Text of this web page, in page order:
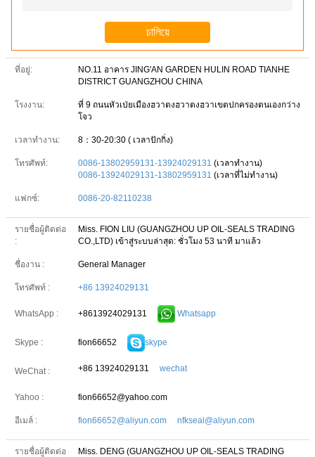
ที่อยู่:
NO.11 อาคาร JING'AN GARDEN HULIN ROAD TIANHE
DISTRICT GUANGZHOU CHINA
โรงงาน:
ที่ 9 ถนนหัวเป่ยเมืองฮวาตงฮวาตงฮวาเขตปกครองตนเองกว่าง
โจว
เวลาทำงาน: 8：30-20:30 ( เวลาปักกิ่ง)
โทรศัพท์: 0086-13802959131-13924029131 (เวลาทำงาน)
0086-13924029131-13802959131 (เวลาที่ไม่ทำงาน)
แฟกซ์: 0086-20-82110238
รายชื่อผู้ติดต่อ
:
Miss. FION LIU (GUANGZHOU UP OIL-SEALS TRADING
CO.,LTD) เข้าสู่ระบบล่าสุด: ชั่วโมง 53 นาที มาแล้ว
ชื่องาน : General Manager
โทรศัพท์ : +86 13924029131
WhatsApp : +8613924029131 Whatsapp
Skype : fion66652 skype
WeChat : +86 13924029131 wechat
Yahoo : fion66652@yahoo.com
อีเมล์ : fion66652@aliyun.com nfkseal@aliyun.com
รายชื่อผู้ติดต่อ
Miss. DENG (GUANGZHOU UP OIL-SEALS TRADING